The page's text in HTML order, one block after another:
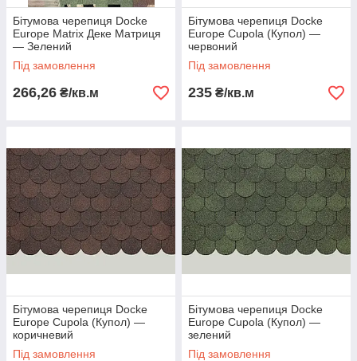
Бітумова черепиця Docke
Europe Matrix Деке Матриця
— Зелений
Під замовлення
266,26 ₴/кв.м
Бітумова черепиця Docke
Europe Cupola (Купол) —
червоний
Під замовлення
235 ₴/кв.м
Бітумова черепиця Docke
Europe Cupola (Купол) —
коричневий
Під замовлення
Бітумова черепиця Docke
Europe Cupola (Купол) —
зелений
Під замовлення